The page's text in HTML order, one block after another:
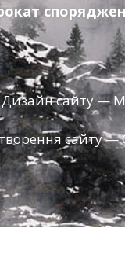
Дизайн сайту —
сайту —